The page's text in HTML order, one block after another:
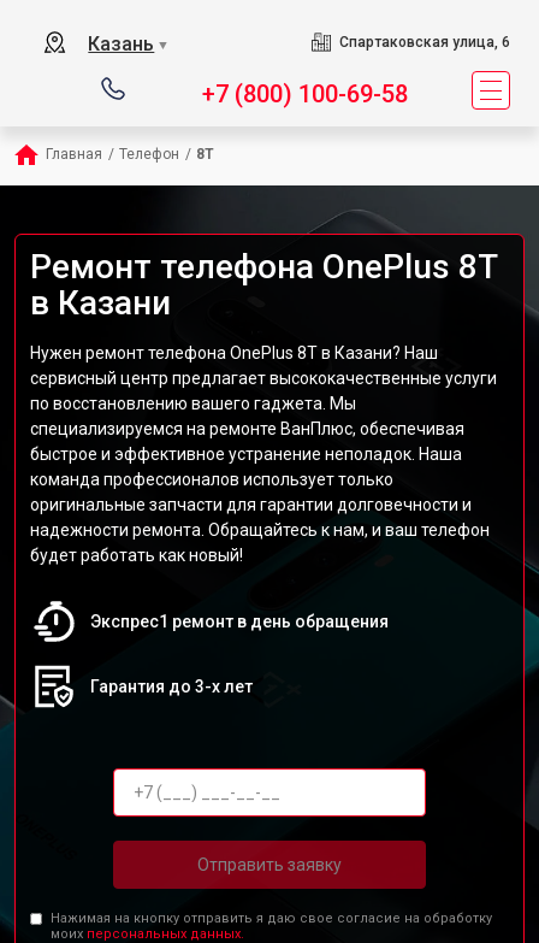
Казань ▼ Спартаковская улица, 6
+7 (800) 100-69-58
Главная / Телефон / 8T
Ремонт телефона OnePlus 8T
в Казани
Нужен ремонт телефона OnePlus 8T в Казани? Наш
сервисный центр предлагает высококачественные услуги
по восстановлению вашего гаджета. Мы
специализируемся на ремонте ВанПлюс, обеспечивая
быстрое и эффективное устранение неполадок. Наша
команда профессионалов использует только
оригинальные запчасти для гарантии долговечности и
надежности ремонта. Обращайтесь к нам, и ваш телефон
будет работать как новый!
Экспрес1 ремонт в день обращения
Гарантия до 3-х лет
Отправить заявку
Нажимая на кнопку отправить я даю свое согласие на обработку
моих персональных данных.